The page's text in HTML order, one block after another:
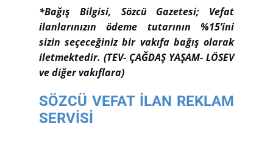
*Bağış Bilgisi, Sözcü Gazetesi; Vefat
ilanlarınızın ödeme tutarının %15’ini
sizin seçeceğiniz bir vakıfa bağış olarak
iletmektedir. (TEV- ÇAĞDAŞ YAŞAM- LÖSEV
ve diğer vakıflara)
SÖZCÜ VEFAT İLAN REKLAM
SERVİSİ